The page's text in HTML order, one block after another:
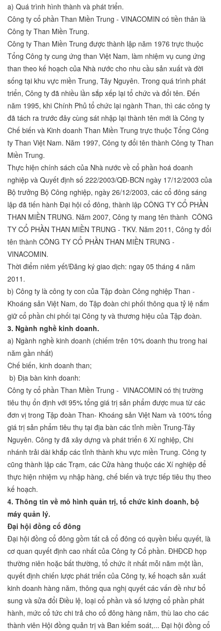
a) Quá trình hình thành và phát triển.
Công ty cổ phần Than Miền Trung - VINACOMIN có tiền thân là
Công ty Than Miền Trung.
Công ty Than Miền Trung được thành lập năm 1976 trực thuộc
Tổng Công ty cung ứng than Việt Nam, làm nhiệm vụ cung ứng
than theo kế hoạch của Nhà nước cho nhu cầu sản xuất và đời
sống tại khu vực miền Trung, Tây Nguyên. Trong quá trình phát
triển, Công ty đã nhiều lần sắp xếp lại tổ chức và đổi tên. Đến
năm 1995, khi Chính Phủ tổ chức lại ngành Than, thì các công ty
đã tách ra trước đây cùng sát nhập lại thành tên mới là Công ty
Chế biến và Kinh doanh Than Miền Trung trực thuộc Tổng Công
ty Than Việt Nam. Năm 1997, Công ty đổi tên thành Công ty Than
Miền Trung.
Thực hiện chính sách của Nhà nước về cổ phần hoá doanh
nghiệp và Quyết định số 222/2003/QĐ-BCN ngày 17/12/2003 của
Bộ trưởng Bộ Công nghiệp, ngày 26/12/2003, các cổ đông sáng
lập đã tiến hành Đại hội cổ đông, thành lập CÔNG TY CỔ PHẦN
THAN MIỀN TRUNG. Năm 2007, Công ty mang tên thành CÔNG
TY CỔ PHẦN THAN MIỀN TRUNG - TKV. Năm 2011, Công ty đổi
tên thành CÔNG TY CỔ PHẦN THAN MIỀN TRUNG -
VINACOMIN.
Thời điểm niêm yết/Đăng ký giao dịch: ngay 05 tháng 4 năm
2011.
b) Công ty là công ty con của Tập đoàn Công nghiệp Than -
Khoáng sản Việt Nam, do Tập đoàn chi phối thông qua tỷ lệ nắm
giữ cổ phần chi phối tại Công ty và thương hiệu của Tập đoàn.
3. Ngành nghề kinh doanh.
a) Ngành nghề kinh doanh (chiếm trên 10% doanh thu trong hai
năm gần nhất)
Chế biến, kinh doanh than;
b) Địa bàn kinh doanh:
Công ty cổ phần Than Miền Trung - VINACOMIN có thị trường
tiêu thụ ổn định với 95% tổng giá trị sản phẩm được mua từ các
đơn vị trong Tập đoàn Than- Khoáng sản Việt Nam và 100% tổng
giá trị sản phẩm tiêu thụ tại địa bàn các tỉnh miền Trung-Tây
Nguyên. Công ty đã xây dựng và phát triển 6 Xí nghiệp, Chi
nhánh trải dài khắp các tỉnh thành khu vực miền Trung. Công ty
cũng thành lập các Trạm, các Cửa hàng thuộc các Xí nghiệp để
thực hiện nhiệm vụ nhập hàng, chế biến và trực tiếp tiêu thụ theo
kế hoạch.
4. Thông tin về mô hình quản trị, tổ chức kinh doanh, bộ
máy quản lý.
Đại hội đồng cổ đông
Đại hội đồng cổ đông gồm tất cả cổ đông có quyền biểu quyết, là
cơ quan quyết định cao nhất của Công ty Cổ phần. ĐHĐCĐ họp
thường niên hoặc bất thường, tổ chức ít nhất mỗi năm một lần,
quyết định chiến lược phát triển của Công ty, kế hoạch sản xuất
kinh doanh hàng năm, thông qua nghị quyết các vấn đề như bổ
sung và sửa đổi Điều lệ, loại cổ phần và số lượng cổ phần phát
hành, mức cổ tức chi trả cho cổ đông hàng năm, thù lao cho các
thành viên Hội đồng quản trị và Ban kiểm soát,... Đại hội đồng cổ